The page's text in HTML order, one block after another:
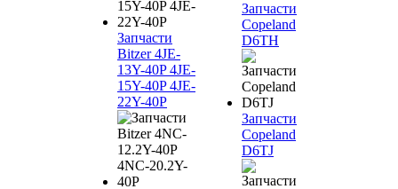
Запчасти
Bitzer 4JE-
13Y-40P 4JE-
15Y-40P 4JE-
22Y-40P
Запчасти
Copeland
D6TH
Запчасти
Copeland
D6TJ